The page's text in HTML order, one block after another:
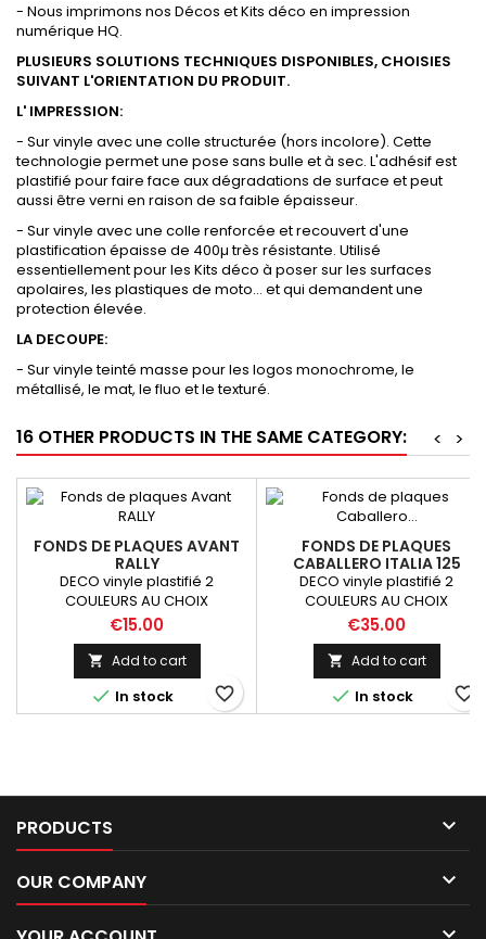
- Nous imprimons nos Décos et Kits déco en impression
numérique HQ.
PLUSIEURS SOLUTIONS TECHNIQUES DISPONIBLES, CHOISIES
SUIVANT L'ORIENTATION DU PRODUIT.
L' IMPRESSION:
- Sur vinyle avec une colle structurée (hors incolore). Cette
technologie permet une pose sans bulle et à sec. L'adhésif est
plastifié pour faire face aux dégradations de surface et peut
aussi être verni en raison de sa faible épaisseur.
- Sur vinyle avec une colle renforcée et recouvert d'une
plastification épaisse de 400µ très résistante. Utilisé
essentiellement pour les Kits déco à poser sur les surfaces
apolaires, les plastiques de moto... et qui demandent une
protection élevée.
LA DECOUPE:
- Sur vinyle teinté masse pour les logos monochrome, le
métallisé, le mat, le fluo et le texturé.
16 OTHER PRODUCTS IN THE SAME CATEGORY: >
<
FONDS DE PLAQUES AVANT
RALLY
DECO vinyle plastifié 2
COULEURS AU CHOIX
Price
€15.00
 Add to cart
 In stock favorite_border
FONDS DE PLAQUES
CABALLERO ITALIA 125
DECO vinyle plastifié 2
COULEURS AU CHOIX
Price
€35.00
 Add to cart
 In stock favorite_border
PRODUCTS 
OUR COMPANY 